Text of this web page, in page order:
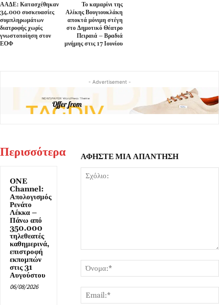
ΑΑΔΕ: Κατασχέθηκαν
34.000 συσκευασίες
συμπληρωμάτων
διατροφής χωρίς
γνωστοποίηση στον
ΕΟΦ
Το καμαρίνι της
Αλίκης Βουγιουκλάκη
αποκτά μόνιμη στέγη
στο Δημοτικό Θέατρο
Πειραιά – Βραδιά
μνήμης στις 17 Ιουνίου
- Advertisement -
Περισσότερα
ONE
Channel:
Απολογισμός
Ρενάτο
Λέκκα –
Πάνω από
350.000
τηλεθεατές
καθημερινά,
επιστροφή
εκπομπών
στις 31
Αυγούστου
06/08/2026
ΑΦΗΣΤΕ ΜΙΑ ΑΠΑΝΤΗΣΗ